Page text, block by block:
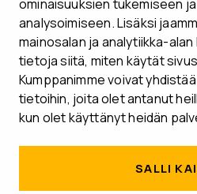
ominaisuuksien tukemiseen
analysoimiseen. Lisäksi
mainosalan ja analytiikka-
tietoja siitä, miten käytät
Kumppanimme voivat
tietoihin, joita olet antanut
kun olet käyttänyt heidän
SALLI
Seuraa